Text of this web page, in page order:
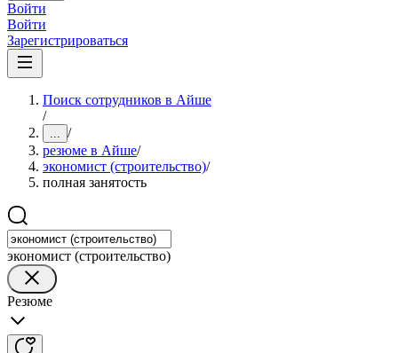
Войти
Войти
Зарегистрироваться
Поиск сотрудников в Айше
/
... /
резюме в Айше/
экономист (строительство)/
полная занятость
экономист (строительство)
Резюме